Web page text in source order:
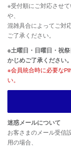
※受付順にご対応させ
や、
混雑具合によってご対
ご了承ください。
※土曜日・日曜日・祝
かじめご了承ください。
※会員統合時に必要な
い。
迷惑メールについて
お客さまのメール受信
用の場合、